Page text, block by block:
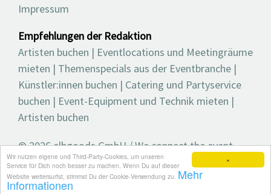
×
Wir nutzen eigene und Third-Party-Cookies, um unseren
Service für Dich noch besser zu machen. Wenn Du auf dieser
Website weitersurfst, stimmst Du der Cookie-Verwendung zu. Mehr
Informationen
Impressum
Empfehlungen der Redaktion
Artisten buchen | Eventlocations und Meetingräume
mieten | Themenspecials aus der Eventbranche |
Künstler:innen buchen | Catering und Partyservice
buchen | Event-Equipment und Technik mieten |
Artisten buchen
© 2026 elbgoods GmbH / We connect the event
industry / Medienvielfalt für die Eventplanung /
Eventbranchenbuch, Blog, Magazin und mehr